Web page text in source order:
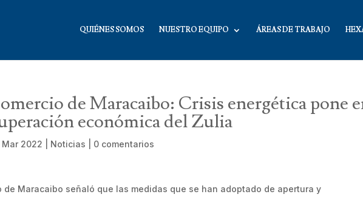
QUIÉNES SOMOS NUESTRO EQUIPO ÁREAS DE TRABAJO
de Maracaibo: Crisis energética pone
económica del Zulia
Mar 2022 Noticias 0 comentarios
de Maracaibo señaló que las medidas que se han adoptado de apertura y